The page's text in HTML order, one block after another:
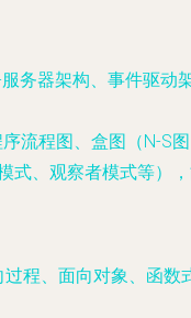
务器架构、事件驱
程图、盒图（N-S图
、观察者模式等）
程、面向对象、函数